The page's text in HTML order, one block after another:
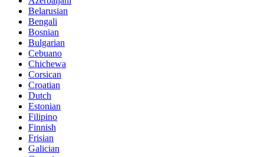
Belarusian
Bengali
Bosnian
Bulgarian
Cebuano
Chichewa
Corsican
Croatian
Dutch
Estonian
Filipino
Finnish
Frisian
Galician